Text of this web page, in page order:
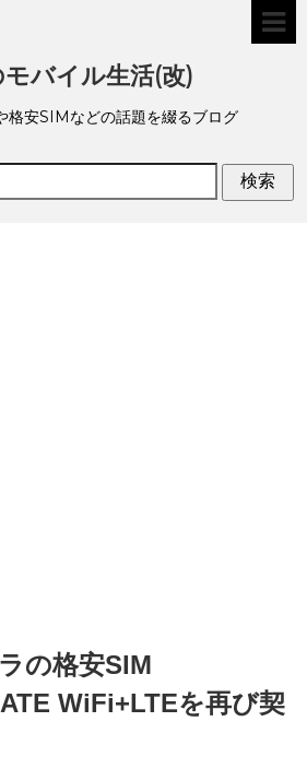
バイル生活(改)
格安SIMなどの話題を綴るブログ
の格安SIM
WiFi+LTEを再び契